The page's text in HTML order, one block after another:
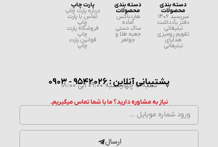
دسته بندی
محصولات
سررسید 1406
دفتر یادداشت
تبلیغاتی
تقویم رومیزی
هدایای
تبلیغاتی
دسته بندی
محصولات
هاردباکس
آماده
ساک دستی
جعبه طلا و
جواهر
پارت چاپ
درباره پارت چاپ
تماس با پارت
چاپ
فروشگاه پارت
چاپ
قوانین پارت
چاپ
پشتیبانی آنلاین : 9542026 - 0903
شنبه تا چهارشنبه 09:00 الی 18:00
نیاز به مشاوره دارید؟ ما با شما تماس میگیریم.
ارسال